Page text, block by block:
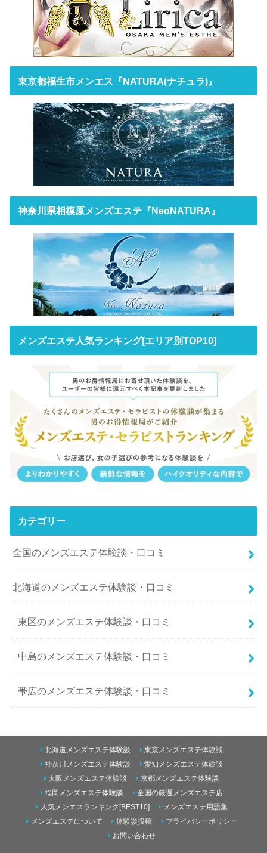
東京都福生市メンエス『NATURA(ナチュラ)』
神奈川県相模原メンズエステ『NeoNATURA』
メンズエステ人気ランキング[エリア別TOP10]
カテゴリー
全国のメンズエステ体験談・口コミ
北海道のメンズエステ体験談・口コミ
東区のメンズエステ体験談・口コミ
中島のメンズエステ体験談・口コミ
帯広のメンズエステ体験談・口コミ
東のメンズエステ体験談・口コミ
すすきののメンズエステ体験談・口コミ
五所川原のメンズエステ体験談・口コミ
北海道メンズエステ体験談
東京メンズエステ体験談
神奈川メンズエステ体験談
愛知メンズエステ体験談
大阪メンズエステ体験談
京都メンズエステ体験談
福岡メンズエステ体験談
全国の厳選メンズエステ店
人気メンエスランキング[BEST10]
メンズエステ用語集
メンズエステについて
体験談投稿
プライバシーポリシー
お問い合わせ